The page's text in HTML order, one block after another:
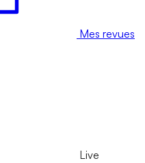
Mes revues
Live